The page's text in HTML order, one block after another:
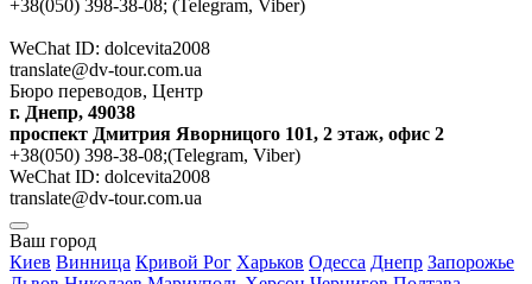
+38(050) 398-38-08; (Telegram, Viber)
WeChat ID: dolcevita2008
translate@dv-tour.com.ua
Бюро переводов, Центр
г. Днепр, 49038
проспект Дмитрия Яворницого 101, 2 этаж, офис 2
+38(050) 398-38-08;(Telegram, Viber)
WeChat ID: dolcevita2008
translate@dv-tour.com.ua
Ваш город
Киев Винница Кривой Рог Харьков Одесса Днепр Запорожье